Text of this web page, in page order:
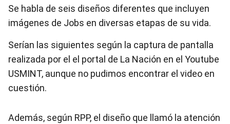
Se habla de seis diseños diferentes que incluyen
imágenes de Jobs en diversas etapas de su vida.
Serían las siguientes según la captura de pantalla
realizada por el el portal de La Nación en el Youtube
USMINT, aunque no pudimos encontrar el video en
cuestión.
Además, según RPP, el diseño que llamó la atención